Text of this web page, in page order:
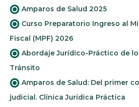
Amparos de Salud 2025
Curso Preparatorio Ingreso al
Fiscal (MPF) 2026
Abordaje Jurídico-Práctico de
Tránsito
Amparos de Salud: Del primer
judicial. Clínica Jurídica Práctica